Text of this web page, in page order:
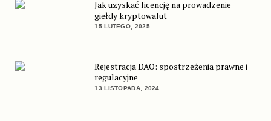
Jak uzyskać licencję na prowadzenie
giełdy kryptowalut
15 LUTEGO, 2025
Rejestracja DAO: spostrzeżenia prawne i
regulacyjne
13 LISTOPADA, 2024